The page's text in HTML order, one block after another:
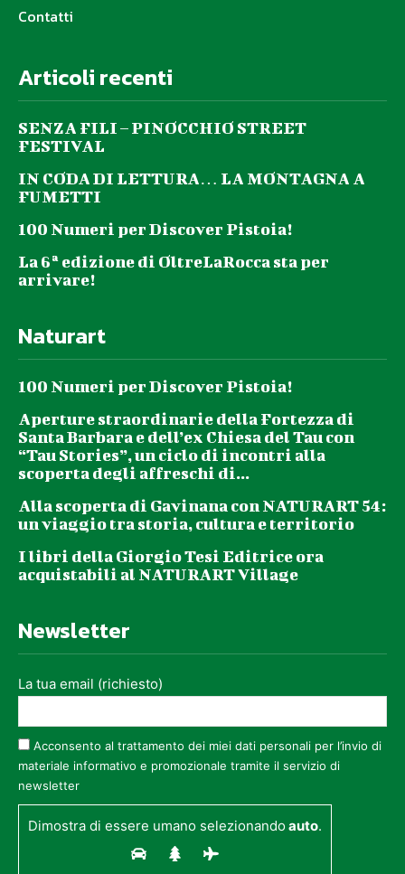
Contatti
Articoli recenti
SENZA FILI – PINOCCHIO STREET
FESTIVAL
IN CODA DI LETTURA… LA MONTAGNA A
FUMETTI
100 Numeri per Discover Pistoia!
La 6ª edizione di OltreLaRocca sta per
arrivare!
Naturart
100 Numeri per Discover Pistoia!
Aperture straordinarie della Fortezza di
Santa Barbara e dell’ex Chiesa del Tau con
“Tau Stories”, un ciclo di incontri alla
scoperta degli affreschi di...
Alla scoperta di Gavinana con NATURART 54:
un viaggio tra storia, cultura e territorio
I libri della Giorgio Tesi Editrice ora
acquistabili al NATURART Village
Newsletter
La tua email (richiesto)
Acconsento al trattamento dei miei dati personali per l’invio di
materiale informativo e promozionale tramite il servizio di
newsletter
Dimostra di essere umano selezionandoauto.